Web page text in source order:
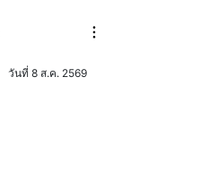
วันที่ 8 ส.ค. 2569